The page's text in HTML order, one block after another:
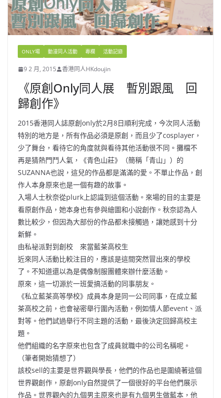
ONLY場 動漫同人活動 專欄 活動記錄
9 2 月, 2015 香港同人HKdoujin
《原創Only同人展 暫別跟風 回
歸創作》
2015香港同人誌原創only於2月8日順利完成，今次同人活動
特別的地方是，所有作品必須是原創，而且少了cosplayer，
少了舞台，看待它的角度就與看待其他活動很不同。攤檔不
再是猜熱門鬥人氣，《青色山莊》（簡稱「青山」）的
SUZANNA也說，這兒的作品都是滿滿的愛。不單止作品，創
作人本身原來也是一個有趣的故事。
入場人士秋奈從plurk上認識到這個活動。來場的目的主要是
看原創作品，她本身也有參與繪圖和小說創作。秋奈認為人
數比較少，但因為大部份的作品都未接觸過，讓她感到十分
新鮮。
由私祕派對到創校 來當藍茶高校生
近來同人活動比較注目的，應該是這間突然冒出來的學校
了。不知道還以為是偶像制服團體來辦什麼活動。
原來，這一切源於一班愛搞活動的同事朋友。
《私立藍茶高等學校》成員本身是同一公司同事，在成立藍
茶高校之前，也會祕密舉行圍內活動，例如情人節event、派
對等。他們試過舉行不同主題的活動，最後決定回歸高校主
題。
他們組織的名字原來也包含了成員就職中的公司名稱呢。
（筆者開始猜想了）
該校sell的主要是世界觀與學長，他們的作品也是圍繞著這個
世界觀創作，原創only自然提供了一個很好的平台他們展示
作品。世界觀內的九個男主原來也是有九個男生做藍本，他